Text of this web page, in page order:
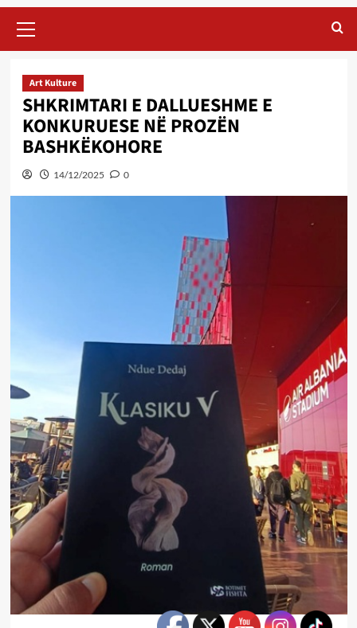
Menu
Art Kulture
SHKRIMTARI E DALLUESHME E
KONKURUESE NË PROZËN
BASHKËKOHORE
14/12/2025 0